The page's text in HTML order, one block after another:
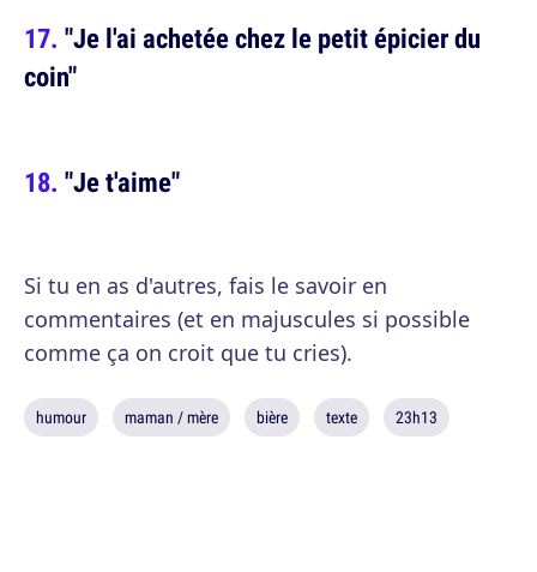
"Je l'ai achetée chez le petit épicier du
coin"
"Je t'aime"
Si tu en as d'autres, fais le savoir en
commentaires (et en majuscules si possible
comme ça on croit que tu cries).
humour maman / mère bière texte 23h13